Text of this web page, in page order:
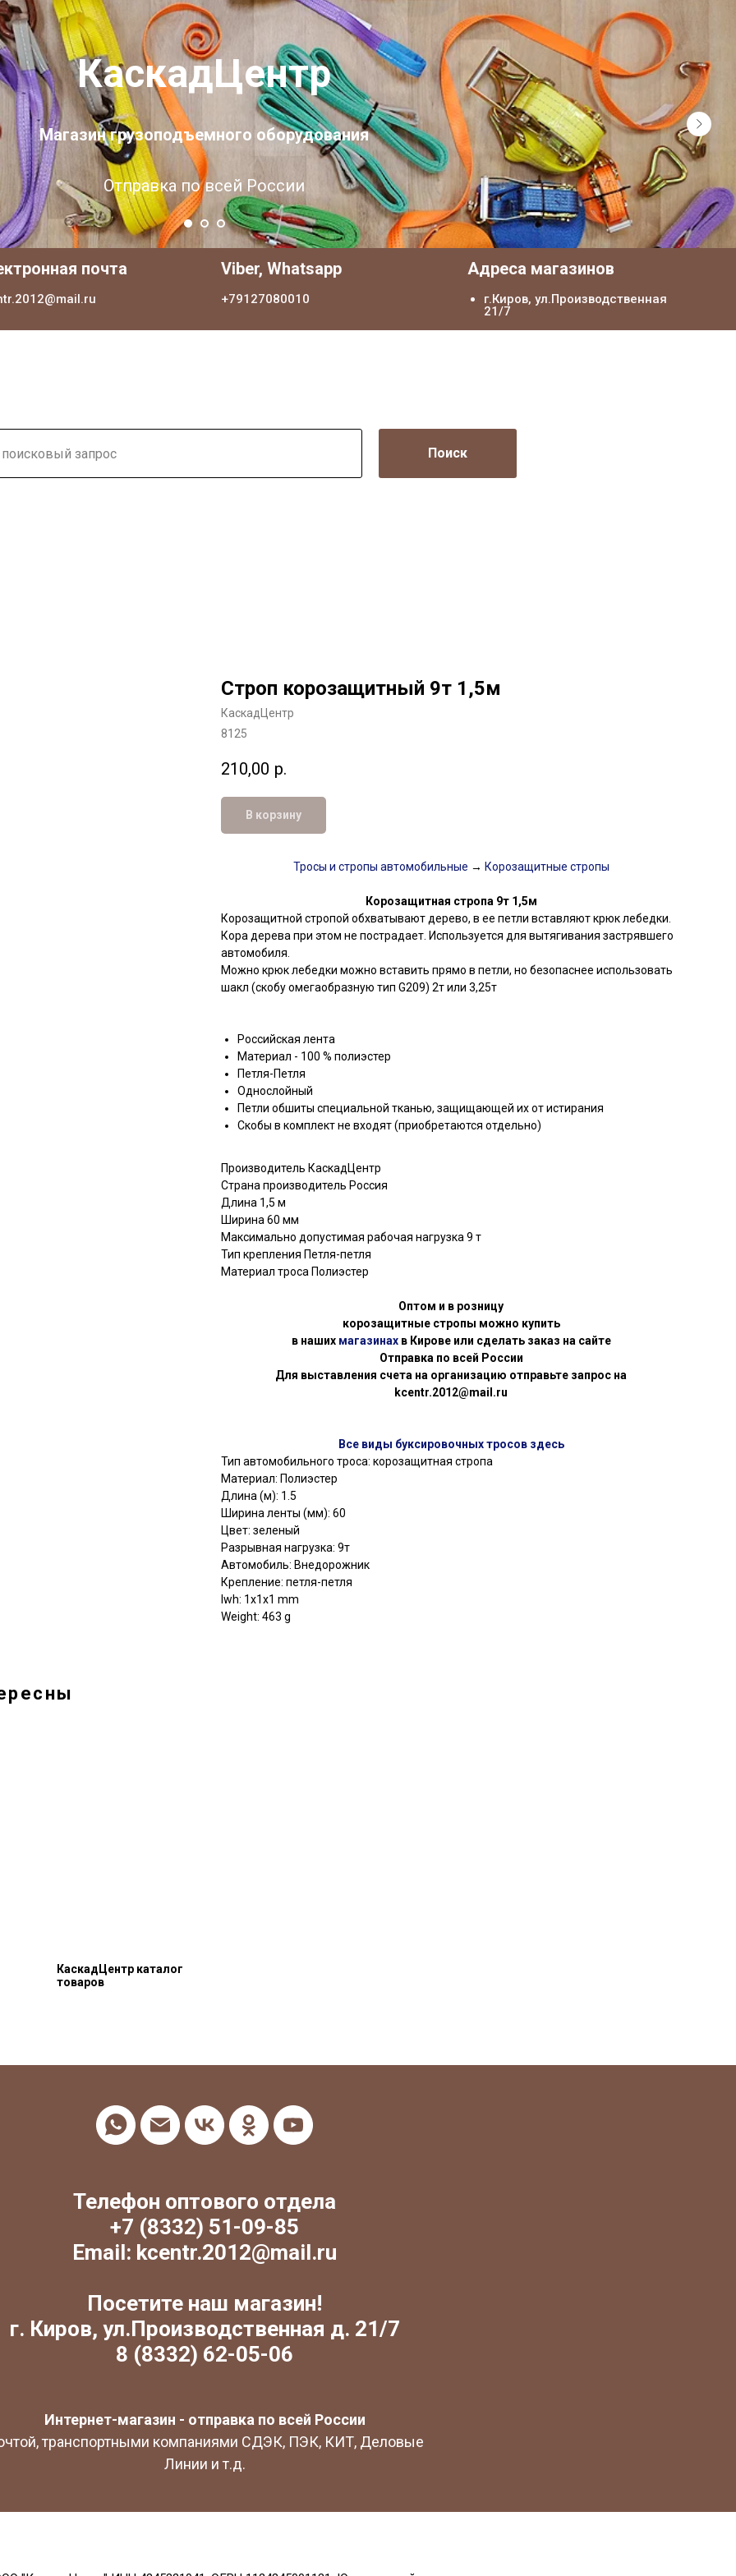
КаскадЦентр
Магазин грузоподъемного оборудования
Отправка по всей России
почта Viber, Whatsapp
+79127080010
Адреса магазинов
г.Киров, ул.Производственная
21/7
Поиск
Строп корозащитный 9т 1,5м
КаскадЦентр
8125
210,00 р.
В корзину
Тросы и стропы автомобильные → Корозащитные стропы
Корозащитная стропа 9т 1,5м
Корозащитной стропой обхватывают дерево, в ее петли вставляют крюк лебедки.
Кора дерева при этом не пострадает. Используется для вытягивания застрявшего
автомобиля.
Можно крюк лебедки можно вставить прямо в петли, но безопаснее использовать
шакл (скобу омегаобразную тип G209) 2т или 3,25т
Российская лента
Материал - 100 % полиэстер
Петля-Петля
Однослойный
Петли обшиты специальной тканью, защищающей их от истирания
Скобы в комплект не входят (приобретаются отдельно)
Производитель КаскадЦентр
Страна производитель Россия
Длина 1,5 м
Ширина 60 мм
Максимально допустимая рабочая нагрузка 9 т
Тип крепления Петля-петля
Материал троса Полиэстер
Оптом и в розницу
корозащитные стропы можно купить
в наших магазинахв Кирове или сделать заказ на сайте
Отправка по всей России
Для выставления счета на организацию отправьте запрос на
kcentr.2012@mail.ru
Все виды буксировочных тросов здесь
Тип автомобильного троса: корозащитная стропа
Материал: Полиэстер
Длина (м): 1.5
Ширина ленты (мм): 60
Цвет: зеленый
Разрывная нагрузка: 9т
Автомобиль: Внедорожник
Крепление: петля-петля
lwh: 1x1x1 mm
Weight: 463 g
КаскадЦентр каталог
товаров
Телефон оптового отдела
+7 (8332) 51-09-85
Email: kcentr.2012@mail.ru
Посетите наш магазин!
г. Киров, ул.Производственная д. 21/7
8 (8332) 62-05-06
Интернет-магазин - отправка по всей России
транспортными компаниями СДЭК, ПЭК, КИТ, Деловые
Линии и т.д.